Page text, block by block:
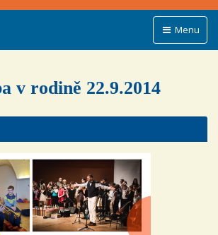
Menu
v rodině 22.9.2014